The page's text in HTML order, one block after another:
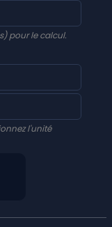
pour le calcul.
l'unité